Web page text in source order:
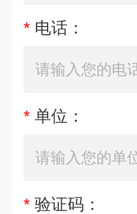
* 电话：
* 单位：
* 验证码：